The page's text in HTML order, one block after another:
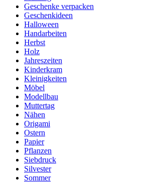
Geschenke verpacken
Geschenkideen
Halloween
Handarbeiten
Herbst
Holz
Jahreszeiten
Kinderkram
Kleinigkeiten
Möbel
Modellbau
Muttertag
Nähen
Origami
Ostern
Papier
Pflanzen
Siebdruck
Silvester
Sommer